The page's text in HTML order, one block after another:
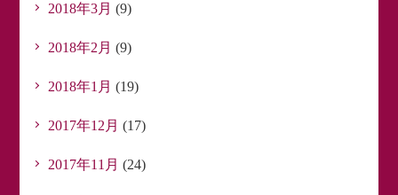
2018年3月 (9)
2018年2月 (9)
2018年1月 (19)
2017年12月 (17)
2017年11月 (24)